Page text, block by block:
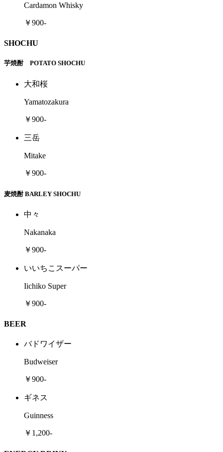
Cardamon Whisky
￥900-
SHOCHU
芋焼酎 POTATO SHOCHU
大和桜
Yamatozakura
￥900-
三岳
Mitake
￥900-
麦焼酎 BARLEY SHOCHU
中々
Nakanaka
￥900-
いいちこスーパー
Iichiko Super
￥900-
BEER
バドワイザー
Budweiser
￥900-
ギネス
Guinness
￥1,200-